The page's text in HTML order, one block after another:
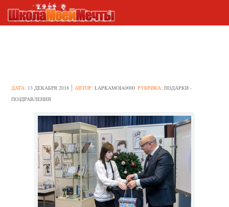
ДАТА: 13 ДЕКАБРЯ 2018 АВТОР:LAPKAMOIA0000 РУБРИКА:ПОДАРКИ -
ПОЗДРАВЛЕНИЯ